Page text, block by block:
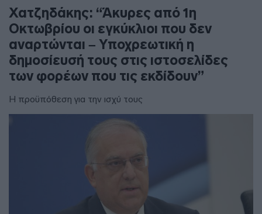
Χατζηδάκης: “Άκυρες από 1η
Οκτωβρίου οι εγκύκλιοι που δεν
αναρτώνται – Υποχρεωτική η
δημοσίευσή τους στις ιστοσελίδες
των φορέων που τις εκδίδουν”
Η προϋπόθεση για την ισχύ τους